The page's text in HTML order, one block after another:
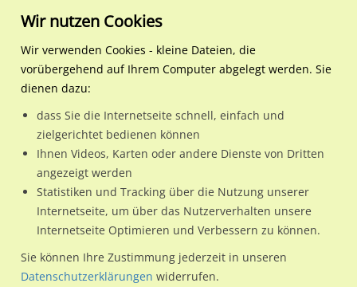
Regionale Plakatwerbung Niedersachsen
Hannover, Landeshauptstadt
HST Mühlenberger
Nutze günstige Werbemöglichkeiten am Standort HST
Mühlenberger Markt (Bus) re. außenim Ortsteil Mühlenberg)
in Hannover, Landeshauptstadt.
Wir erheben für jede unserer Werbeflächen individuelle und
Wir nutzen Cookies
Wir verwenden Cookies - kleine Dateien, die
vorübergehend auf Ihrem Computer abgelegt werden. Sie
dienen dazu:
dass Sie die Internetseite schnell, einfach und
zielgerichtet bedienen können
Ihnen Videos, Karten oder andere Dienste von Dritten
angezeigt werden
Statistiken und Tracking über die Nutzung unserer
Internetseite, um über das Nutzerverhalten unsere
Internetseite Optimieren und Verbessern zu können.
Sie können Ihre Zustimmung jederzeit in unseren
Datenschutzerklärungen widerrufen.